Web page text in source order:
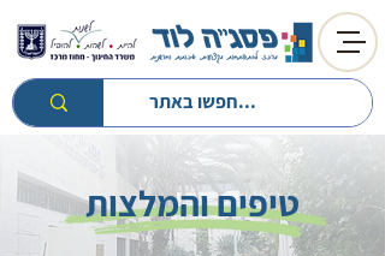
טיפים והמלצות